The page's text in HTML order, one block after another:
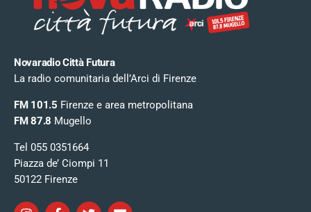
Novaradio Città Futura
La radio comunitaria dell’Arci di Firenze
FM 101.5 Firenze e area metropolitana
FM 87.8 Mugello
Tel 055 0351664
Piazza de’ Ciompi 11
50122 Firenze